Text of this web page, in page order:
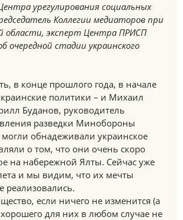
урегулирования социальных
Коллегии медиаторов при
области, эксперт Центра ПРИСП
очередной стадии украинского
в конце прошлого года, в начале
политики – и Михаил
Буданов, руководитель
разведки Минобороны
обнадеживали украинское
о том, что они очень скоро
на набережной Ялты. Сейчас уже
и мы видим, что их мечты
реализовались.
если ничего не изменится (а
для них в любом случае не